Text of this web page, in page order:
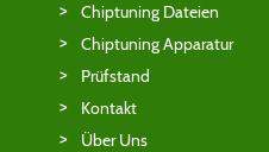
Chiptuning Dateien
Chiptuning Apparatur
Prüfstand
Kontakt
Über Uns